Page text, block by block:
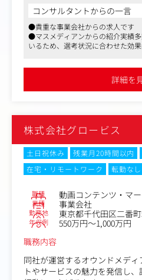
演出提案を行います。
また、放映後の結果をバイヤ
します。
演出案を考えるにあたっては
ていきます。常にお客様の立
と提案力が必要となります。
＜TV制作の流れ＞
▼企画立案
バイヤーがプレゼンしやすい演
▼制作会議
制作会議で使用する資料を作
▼台本チェック
商品スペックなど細部をチェッ
コンサルタントからの一言
●貴重な事業会社からの求人です
●マスメディアンからの紹介実績
いるため、選考状況に合わせた効
詳細を
株式会社グロービス
土日祝休み 残業月20時間以内
在宅・リモートワーク
転勤なし
職種 動画コンテンツ・マ
業種 事業会社
勤務地 東京都千代田区二番
年収例
550万円～1,000万円
職務内容
同社が運営するオウンドメディ
トやサービスの魅力を発信し